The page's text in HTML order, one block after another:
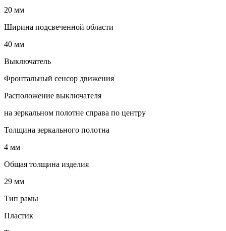
20 мм
Ширина подсвеченной области
40 мм
Выключатель
Фронтальный сенсор движения
Расположение выключателя
на зеркальном полотне справа по центру
Толщина зеркального полотна
4 мм
Общая толщина изделия
29 мм
Тип рамы
Пластик